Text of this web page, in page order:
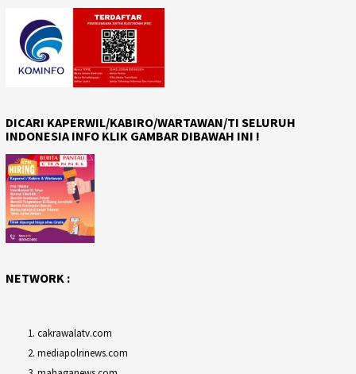
DICARI KAPERWIL/KABIRO/WARTAWAN/TI SELURUH
INDONESIA INFO KLIK GAMBAR DIBAWAH INI !
NETWORK :
cakrawalatv.com
mediapolrinews.com